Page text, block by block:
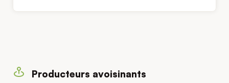
Producteurs avoisinants